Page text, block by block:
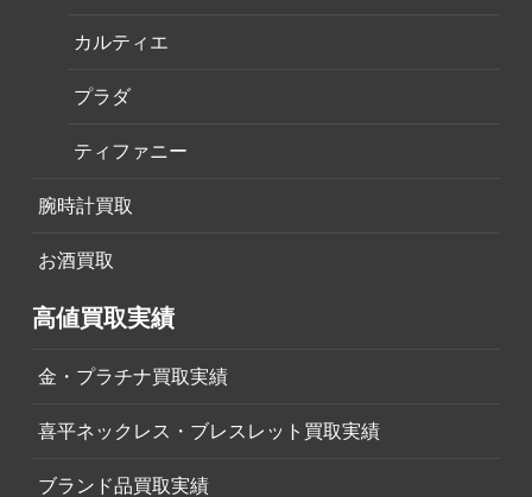
カルティエ
プラダ
ティファニー
腕時計買取
お酒買取
高値買取実績
金・プラチナ買取実績
喜平ネックレス・ブレスレット買取実績
ブランド品買取実績